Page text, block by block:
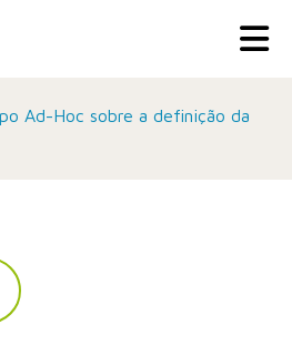
Ad-Hoc sobre a definição da